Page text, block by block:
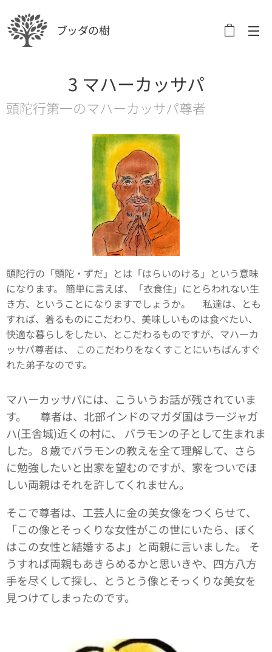
ブッダの樹
3 マハーカッサパ
頭陀行第一のマハーカッサパ尊者
頭陀行の「頭陀・ずだ」とは「はらいのける」という意味
になります。 簡単に言えば、「衣食住」にとらわれない生
き方、ということになりますでしょうか。 私達は、とも
すれば、着るものにこだわり、美味しいものは食べたい、
快適な暮らしをしたい、とこだわるものですが、マハーカ
ッサパ尊者は、 このこだわりをなくすことにいちばんすぐ
れた弟子なのです。
マハーカッサパには、こういうお話が残されていま
す。 尊者は、北部インドのマガダ国はラージャガ
ハ(王舎城)近くの村に、 バラモンの子として生まれま
した。８歳でバラモンの教えを全て理解して、さら
に勉強したいと出家を望むのですが、家をついでほ
しい両親はそれを許してくれません。
そこで尊者は、工芸人に金の美女像をつくらせて、
「この像とそっくりな女性がこの世にいたら、ぼく
はこの女性と結婚するよ」と両親に言いました。 そ
うすれば両親もあきらめるかと思いきや、四方八方
手を尽くして探し、とうとう像とそっくりな美女を
見つけてしまったのです。